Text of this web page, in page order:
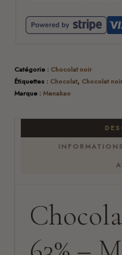
Catégorie : Chocolat noir
Étiquettes : Chocolat, Chocolat noir
Marque :Menakao